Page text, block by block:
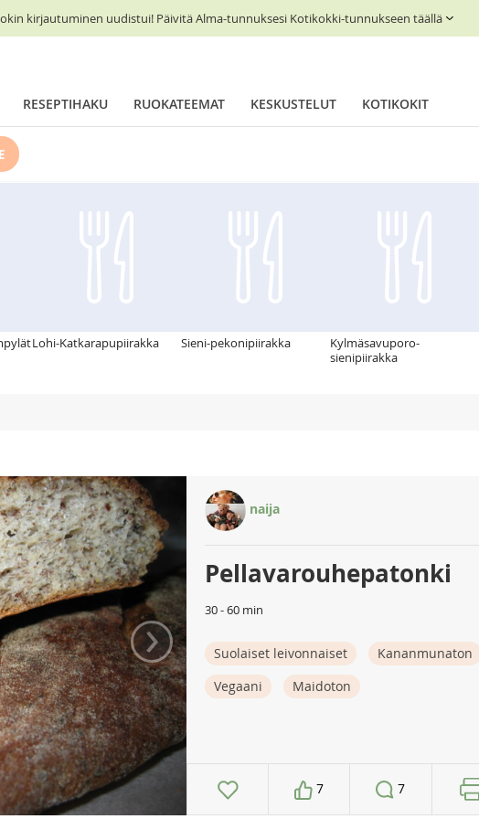
kirjautuminen uudistui! Päivitä Alma-tunnuksesi Kotikokki-tunnukseen täällä
RESEPTIHAKU RUOKATEEMAT KESKUSTELUT KOTIKOKIT
Lohi-Katkarapupiirakka Sieni-pekonipiirakka
Kylmäsavuporo-
sienipiirakka
›
naija
Pellavarouhepatonki
30 - 60 min
Suolaiset leivonnaiset Kananmunaton
Vegaani
Maidoton
7 7